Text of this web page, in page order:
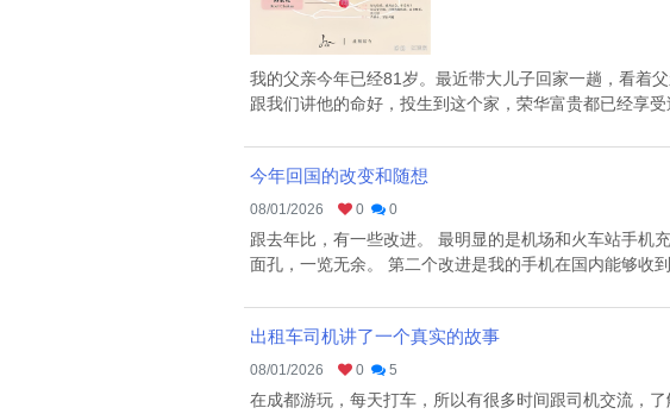
我的父亲今年已经81岁。最近带大儿子回家一趟，看着
跟我们讲他的命好，投生到这个家，荣华富贵都已经享
今年回国的改变和随想
08/01/2026 0 0
跟去年比，有一些改进。 最明显的是机场和火车站手机
面孔，一览无余。 第二个改进是我的手机在国内能够收
出租车司机讲了一个真实的故事
08/01/2026 0 5
在成都游玩，每天打车，所以有很多时间跟司机交流，